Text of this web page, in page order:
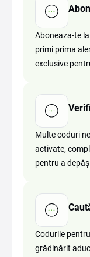
Aboneaza-te
primi prima
exclusive
Multe coduri
activate,
pentru a
Codurile
grădinărit